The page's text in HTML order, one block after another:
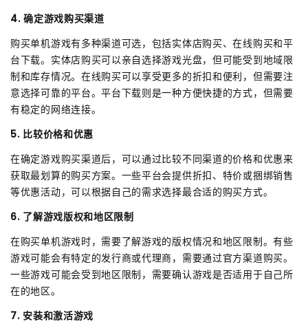
4. 确定游戏购买渠道
购买单机游戏有多种渠道可选，包括实体店购买、在线购买和平
台下载。实体店购买可以亲自选择游戏光盘，但可能受到地域限
制和库存情况。在线购买可以享受更多的折扣和便利，但需要注
意选择可靠的平台。平台下载则是一种方便快捷的方式，但需要
有稳定的网络连接。
5. 比较价格和优惠
在确定游戏购买渠道后，可以通过比较不同渠道的价格和优惠来
获取最划算的购买方案。一些平台会提供折扣、特价或捆绑销售
等优惠活动，可以根据自己的需求选择最合适的购买方式。
6. 了解游戏版权和地区限制
在购买单机游戏时，需要了解游戏的版权情况和地区限制。有些
游戏可能会有特定的发行商或代理商，需要通过官方渠道购买。
一些游戏可能会受到地区限制，需要确认游戏是否适用于自己所
在的地区。
7. 安装和激活游戏